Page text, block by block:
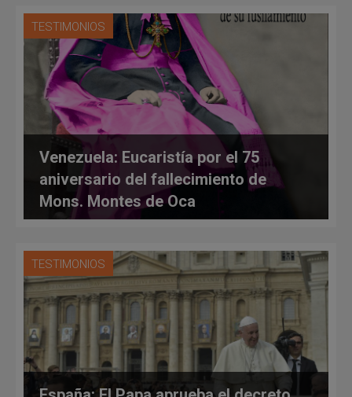
TESTIMONIOS
Venezuela: Eucaristía por el 75
aniversario del fallecimiento de
Mons. Montes de Oca
TESTIMONIOS